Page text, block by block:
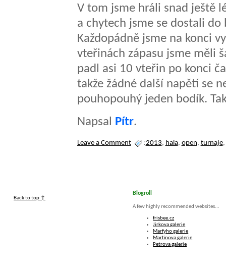
V tom jsme hráli snad ještě
a chytech jsme se dostali do
Každopádně jsme na konci
vteřinách zápasu jsme měli
padl asi 10 vteřin po konci
takže žádné další napětí se
pouhopouhý jeden bodík.
Napsal
Pítr.
Leave a Comment :2013, hala, open, turnaje,
Back to top ↑
Blogroll
A few highly recommended websites...
frisbee.cz
Jirkova galerie
Marfyho galerie
Martinova galerie
Petrova galerie